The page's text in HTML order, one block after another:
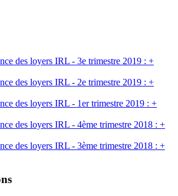
des loyers IRL - 3e trimestre 2019 : +
des loyers IRL - 2e trimestre 2019 : +
des loyers IRL - 1er trimestre 2019 : +
des loyers IRL - 4ème trimestre 2018 : +
des loyers IRL - 3ème trimestre 2018 : +